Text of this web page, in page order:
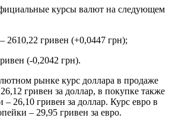
курсы валют на следующем
гривен (+0,0447 грн);
(-0,2042 грн).
рынке курс доллара в продаже
гривен за доллар, в покупке также
– 26,10 гривен за доллар. Курс евро в
– 29,95 гривен за евро.